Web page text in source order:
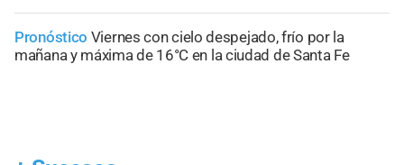
Pronóstico Viernes con cielo despejado, frío por la
mañana y máxima de 16°C en la ciudad de Santa Fe